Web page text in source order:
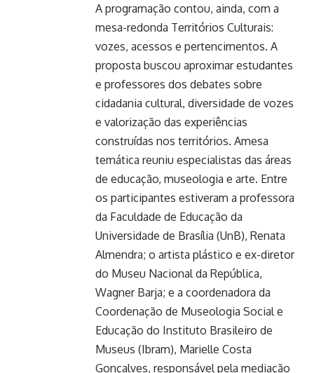
A programação contou, ainda, com a
mesa-redonda Territórios Culturais:
vozes, acessos e pertencimentos. A
proposta buscou aproximar estudantes
e professores dos debates sobre
cidadania cultural, diversidade de vozes
e valorização das experiências
construídas nos territórios. Amesa
temática reuniu especialistas das áreas
de educação, museologia e arte. Entre
os participantes estiveram a professora
da Faculdade de Educação da
Universidade de Brasília (UnB), Renata
Almendra; o artista plástico e ex-diretor
do Museu Nacional da República,
Wagner Barja; e a coordenadora da
Coordenação de Museologia Social e
Educação do Instituto Brasileiro de
Museus (Ibram), Marielle Costa
Gonçalves, responsável pela mediação